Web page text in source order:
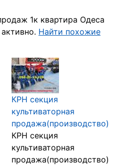
1к квартира Одеса
Найти похожие
КРН секция
культиваторная
продажа(производство)
КРН секция
культиваторная
продажа(производство)